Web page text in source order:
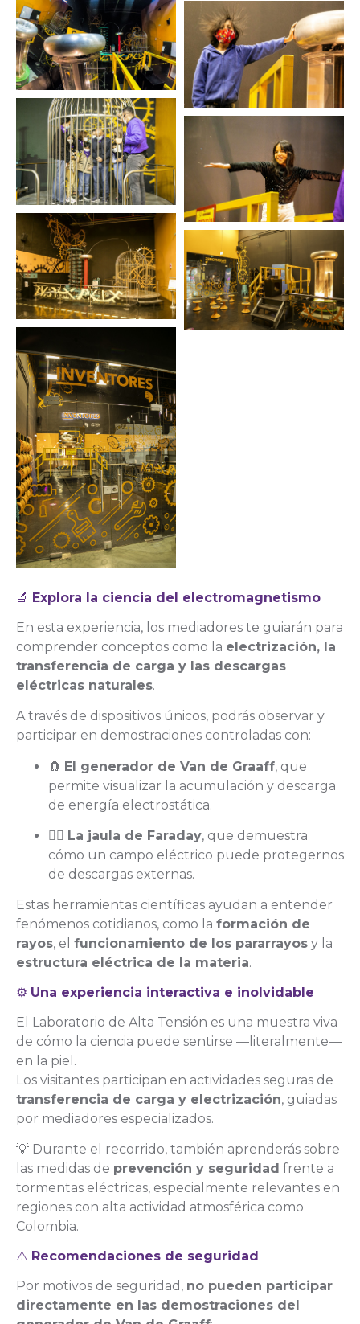
🔬 Explora la ciencia del electromagnetismo
En esta experiencia, los mediadores te guiarán para
comprender conceptos como la electrización, la
transferencia de carga y las descargas
eléctricas naturales.
A través de dispositivos únicos, podrás observar y
participar en demostraciones controladas con:
🧲 El generador de Van de Graaff, que
permite visualizar la acumulación y descarga
de energía electrostática.
🧍‍♂️ La jaula de Faraday, que demuestra
cómo un campo eléctrico puede protegernos
de descargas externas.
Estas herramientas científicas ayudan a entender
fenómenos cotidianos, como la formación de
rayos, el funcionamiento de los pararrayos y la
estructura eléctrica de la materia.
⚙️ Una experiencia interactiva e inolvidable
El Laboratorio de Alta Tensión es una muestra viva
de cómo la ciencia puede sentirse —literalmente—
en la piel.
Los visitantes participan en actividades seguras de
transferencia de carga y electrización, guiadas
por mediadores especializados.
💡 Durante el recorrido, también aprenderás sobre
las medidas de prevención y seguridad frente a
tormentas eléctricas, especialmente relevantes en
regiones con alta actividad atmosférica como
Colombia.
⚠️ Recomendaciones de seguridad
Por motivos de seguridad, no pueden participar
directamente en las demostraciones del